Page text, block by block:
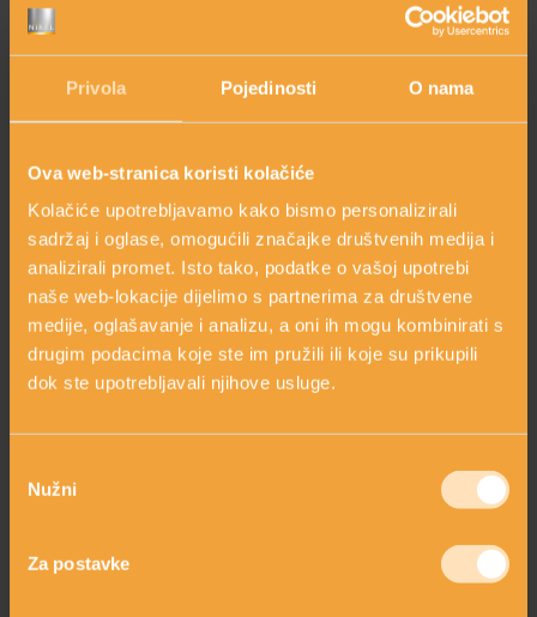
Privola Pojedinosti O nama
Ova web-stranica koristi kolačiće
Kolačiće upotrebljavamo kako bismo personalizirali
sadržaj i oglase, omogućili značajke društvenih medija i
analizirali promet. Isto tako, podatke o vašoj upotrebi
naše web-lokacije dijelimo s partnerima za društvene
medije, oglašavanje i analizu, a oni ih mogu kombinirati s
drugim podacima koje ste im pružili ili koje su prikupili
dok ste upotrebljavali njihove usluge.
pristanka
Nužni
Za postavke
Upoznajte glavne sastojke i naučite sve o inovativnom
pristupu njezi “iznutra i izvana”
HIJALURONSKA KISELINA